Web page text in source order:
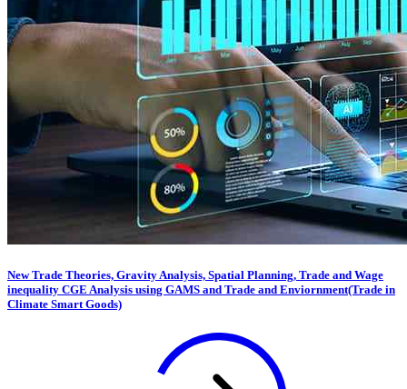
New Trade Theories, Gravity Analysis, Spatial Planning, Trade and Wage
inequality CGE Analysis using GAMS and Trade and Enviornment(Trade in
Climate Smart Goods)